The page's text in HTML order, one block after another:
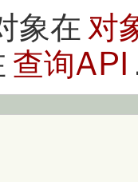
象在 对
查询API